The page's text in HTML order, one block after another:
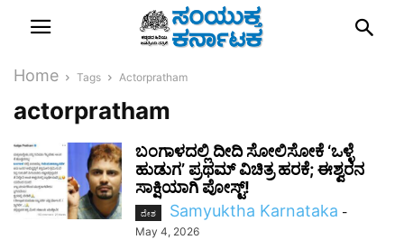
Home Tags Actorpratham
actorpratham
ಬಂಗಾಳದಲ್ಲಿ ದೀದಿ ಸೋಲಿಸೋಕೆ ‘ಒಳ್ಳೆ
ಹುಡುಗ’ ಪ್ರಥಮ್ ವಿಚಿತ್ರ ಹರಕೆ; ಈಶ್ವರನ
ಸಾಕ್ಷಿಯಾಗಿ ಪೋಸ್ಟ್!
ದೇಶ Samyuktha Karnataka -
May 4, 2026